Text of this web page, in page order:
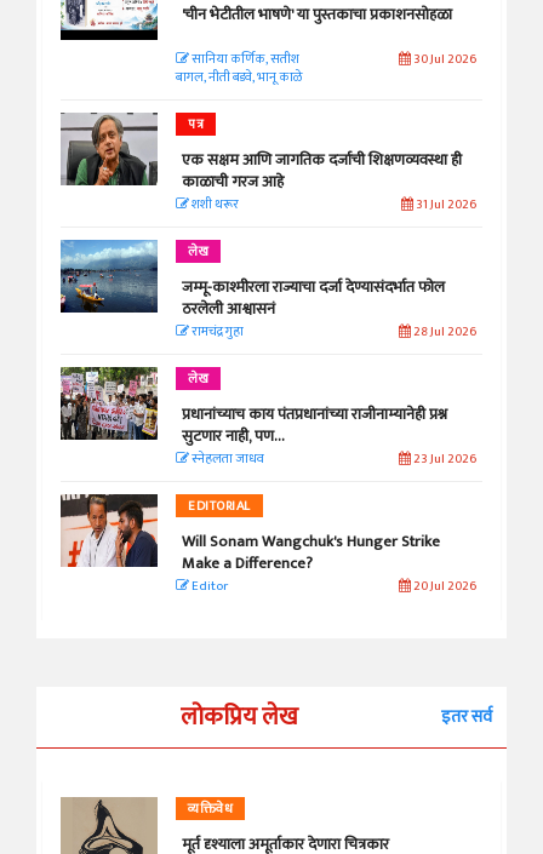
'चीन भेटीतील भाषणे' या पुस्तकाचा प्रकाशनसोहळा
सानिया कर्णिक, सतीश
बागल, नीती बडवे, भानू काळे
30 Jul 2026
पत्र
एक सक्षम आणि जागतिक दर्जाची शिक्षणव्यवस्था ही
काळाची गरज आहे
शशी थरूर 31 Jul 2026
लेख
जम्मू-काश्मीरला राज्याचा दर्जा देण्यासंदर्भात फोल
ठरलेली आश्वासनं
रामचंद्र गुहा 28 Jul 2026
लेख
प्रधानांच्याच काय पंतप्रधानांच्या राजीनाम्यानेही प्रश्न
सुटणार नाही, पण...
स्नेहलता जाधव 23 Jul 2026
EDITORIAL
Will Sonam Wangchuk's Hunger Strike
Make a Difference?
Editor 20 Jul 2026
लोकप्रिय लेख इतर सर्व
व्यक्तिवेध
मूर्त दृश्याला अमूर्ताकार देणारा चित्रकार